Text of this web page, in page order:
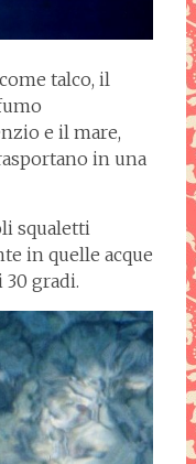
talco, il
e il mare,
in una
squaletti
in quelle acque
gradi.